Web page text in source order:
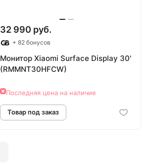
32 990 руб.
+ 82 бонусов
Монитор Xiaomi Surface Display 30'
(RMMNT30HFCW)
Последняя цена на наличие